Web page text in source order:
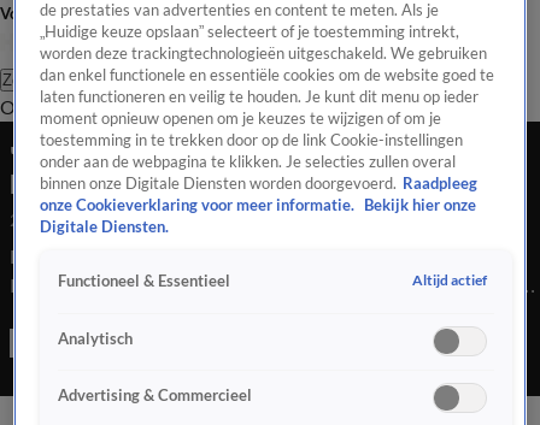
Volg Hart van Nederland
Zoeken
OverzichtRegioUitzendingenWeerTip de redactiePanelVideo's
'Zoveel hulpgeld kan Sint Maarten niet in één
keer verwerken'
24 juli 2020, 18:20
Deze week is Hart van Nederland-verslaggever Anne
Kruijsen op Sint Maarten om te kijken hoe het eiland er aan toe
nationale inzamelingsactie haalden we 19 miljoen euro op voor
de prestaties van advertenties en content te meten. Als je
„Huidige keuze opslaan” selecteert of je toestemming intrekt,
worden deze trackingtechnologieën uitgeschakeld. We gebruiken
dan enkel functionele en essentiële cookies om de website goed te
laten functioneren en veilig te houden. Je kunt dit menu op ieder
moment opnieuw openen om je keuzes te wijzigen of om je
toestemming in te trekken door op de link Cookie-instellingen
onder aan de webpagina te klikken. Je selecties zullen overal
binnen onze Digitale Diensten worden doorgevoerd. Raadpleeg
onze Cookieverklaring voor meer informatie.
Bekijk hier onze
Digitale Diensten.
Functioneel & Essentieel Altijd actief
Analytisch
Advertising & Commercieel